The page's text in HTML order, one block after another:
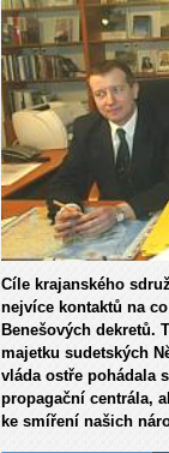
Cíle krajanského
nejvíce kontaktů na
Benešových dekretů.
majetku sudetských
vláda ostře pohádala
propagační centrála,
ke smíření našich